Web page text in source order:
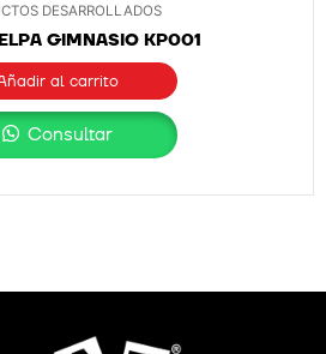
DESARROLLADOS
GIMNASIO KP001
al carrito
Consultar